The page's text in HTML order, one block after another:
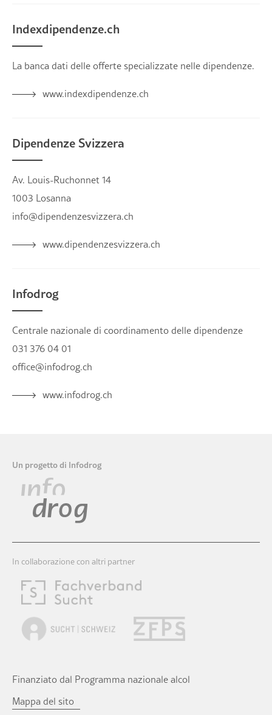
Indexdipendenze.ch
La banca dati delle offerte specializzate nelle dipendenze.
www.indexdipendenze.ch
Dipendenze Svizzera
Av. Louis-Ruchonnet 14
1003 Losanna
info@dipendenzesvizzera.ch
www.dipendenzesvizzera.ch
Infodrog
Centrale nazionale di coordinamento delle dipendenze
031 376 04 01
office@infodrog.ch
www.infodrog.ch
Un progetto di Infodrog
In collaborazione con altri partner
Finanziato dal Programma nazionale alcol
Salta
Mappa del sito